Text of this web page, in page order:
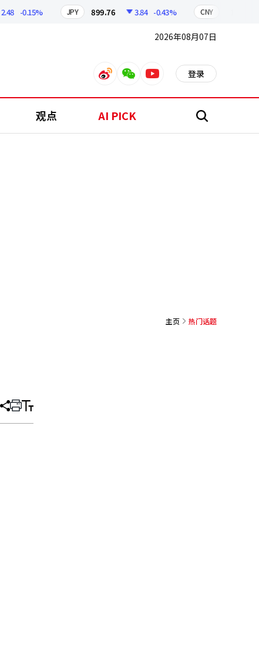
-0.15% JPY 899.76 3.84 -0.43% CNY 210.96
2026年08月07日
weiboweixinyoutube 登录
观点 AI PICK 搜
主页 热门话题
分
文
打 调
大